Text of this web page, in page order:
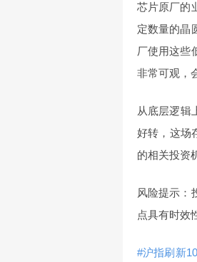
芯片原厂的
定数量的晶
厂使用这些
非常可观，
从底层逻辑
好转，这场
的相关投资
风险提示：
点具有时效
#沪指刷新